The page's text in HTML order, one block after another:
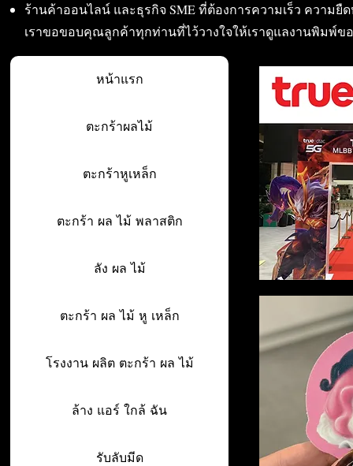
ร้านค้าออนไลน์ และธุรกิจ SME ที่ต้องการความเร็ว ความยื
เราขอขอบคุณลูกค้าทุกท่านที่ไว้วางใจให้เราดูแลงานพิมพ์ข
หน้าแรก
ตะกร้าผลไม้
ตะกร้าหูเหล็ก
ตะกร้า ผล ไม้ พลาสติก
ลัง ผล ไม้
ตะกร้า ผล ไม้ หู เหล็ก
โรงงาน ผลิต ตะกร้า ผล ไม้
ล้าง แอร์ ใกล้ ฉัน
รับลับมีด